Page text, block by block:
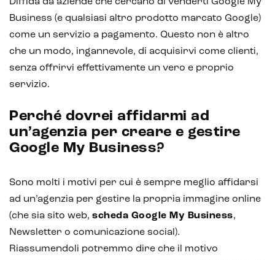
Business (e qualsiasi altro prodotto marcato Google)
come un servizio a pagamento. Questo non è altro
che un modo, ingannevole, di acquisirvi come clienti,
senza offrirvi effettivamente un vero e proprio
servizio.
Perché dovrei affidarmi ad
un’agenzia per creare e gestire
Google My Business?
Sono molti i motivi per cui è sempre meglio affidarsi
ad un’agenzia per gestire la propria immagine online
(che sia sito web, scheda Google My Business,
Newsletter o comunicazione social).
Riassumendoli potremmo dire che il motivo